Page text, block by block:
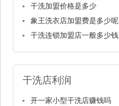
干洗加盟价格是多少
象王洗衣店加盟费是多少呢
干洗连锁加盟店一般多少钱
干洗店利润
开一家小型干洗店赚钱吗